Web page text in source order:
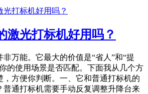
激光打标机好用吗？
万能。它最大的价值是“省人”和“提
的使用场景是否匹配。下面我从几个方
，方便你判断。一、它和普通打标机的
普通打标机需要手动反复调整升降台来